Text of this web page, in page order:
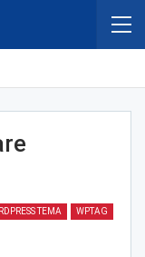
TEMA WPTAG